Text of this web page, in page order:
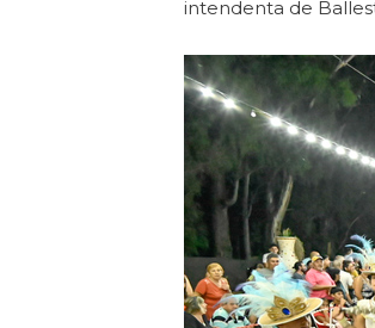
intendenta de